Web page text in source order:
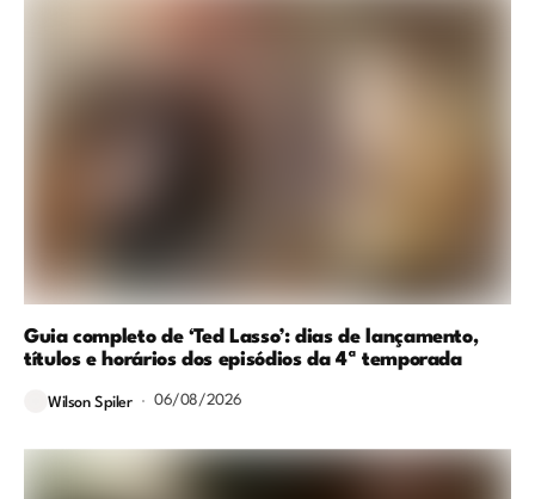
Guia completo de ‘Ted Lasso’: dias de lançamento,
títulos e horários dos episódios da 4ª temporada
Wilson Spiler 06/08/2026